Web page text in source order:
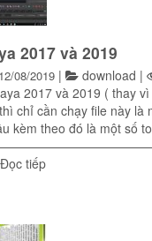
2017 và 2019
12/08/2019 | download |
2017 và 2019 ( thay
chỉ cần chạy file này là
kèm theo đó là một số
Đọc tiếp“Tool Reset Maya